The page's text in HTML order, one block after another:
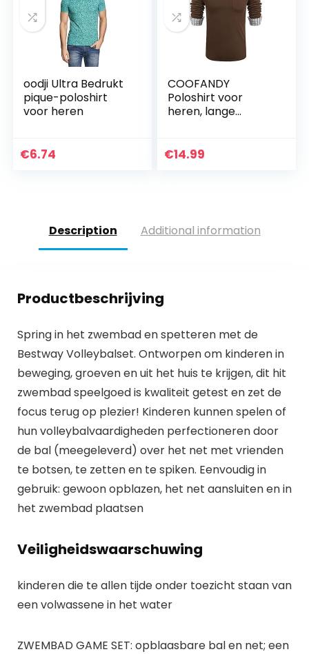
oodji Ultra Bedrukt
pique-poloshirt
voor heren
€6.74
COOFANDY
Poloshirt voor
heren, lange
geruit, polokraag,
€14.99
Description Additional information
Productbeschrijving
Spring in het zwembad en spetteren met de
Bestway Volleybalset. Ontworpen om kinderen in
beweging, groeven en uit het huis te krijgen, dit hit
zwembad speelgoed is kwaliteit getest en zet de
focus terug op plezier! Kinderen kunnen spelen of
hun volleybalvaardigheden perfectioneren door
de bal (meegeleverd) over het net met vrienden
te botsen, te zetten en te spiken. Eenvoudig in
gebruik: gewoon opblazen, het net aansluiten en in
het zwembad plaatsen
Veiligheidswaarschuwing
kinderen die te allen tijde onder toezicht staan van
een volwassene in het water
ZWEMBAD GAME SET: opblaasbare bal en net; een